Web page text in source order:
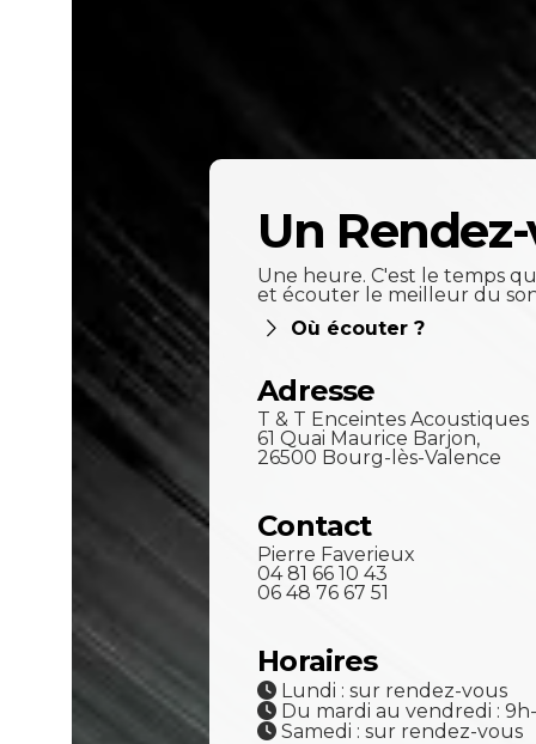
Un
Une heure. C'est le temps
et écouter le meilleur du
Où écouter ?
Adresse
T & T Enceintes Acoustiques
61 Quai Maurice Barjon,
26500 Bourg-lès-Valence
Contact
Pierre Faverieux
04 81 66 10 43
06 48 76 67 51
Horaires
Lundi : sur rendez-vous
Du mardi au vendredi :
Samedi : sur rendez-vous